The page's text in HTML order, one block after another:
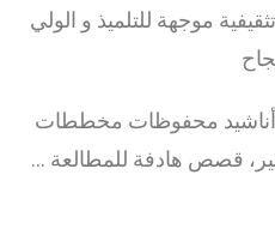
موجهة للتلميذ و الولي
أناشيد محفوظات مخططات
قصص هادفة للمطالعة …